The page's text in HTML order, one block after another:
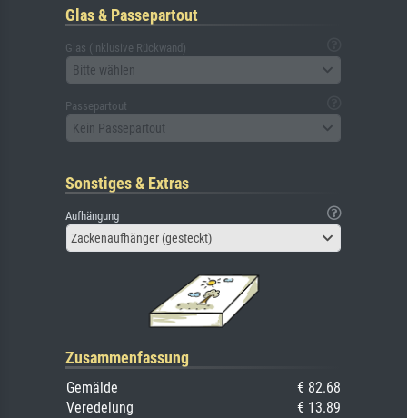
Glas & Passepartout
Glas (inklusive Rückwand)
Bitte wählen
Passepartout
Kein Passepartout
Sonstiges & Extras
Aufhängung
Zackenaufhänger (gesteckt)
Zusammenfassung
Gemälde
€ 82.68
Veredelung
€ 13.89